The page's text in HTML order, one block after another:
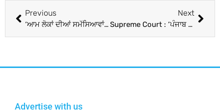
Previous
‘ਆਮ ਲੋਕਾਂ ਦੀਆਂ ਸਮੱਸਿਆਵਾਂ ਨੂੰ ਤੁਰੰਤ ਹੱਲ ਕਰਨਾ ਜਨਤਕ ਸੇਵਕਾਂ ਦਾ ਫ਼ਰਜ਼’, ਤਕਨਾਲੋਜੀ ਨੂੰ ਲੈ ਕੇ ਬੋਲੇ ਰਾਸ਼ਟਰਪਤੀ ਮੁਰਮੂ
Next
Supreme Court : ‘ਪੰਜਾਬ ਮਾਮਲੇ ‘ਚ ਆਇਆ ਫ਼ੈਸਲਾ ਦੇਖਣ ਕੇਰਲ ਦੇ ਰਾਜਪਾਲ’, ਸੁਪਰੀਮ ਕੋਰਟ ਨੇ ਰਾਜਪਾਲਾਂ ਨੂੰ ਯਾਦ ਕਰਵਾਈਆਂ ਉਨ੍ਹਾਂ ਦੀਆਂ ਹੱਦਾਂ
Advertise with us